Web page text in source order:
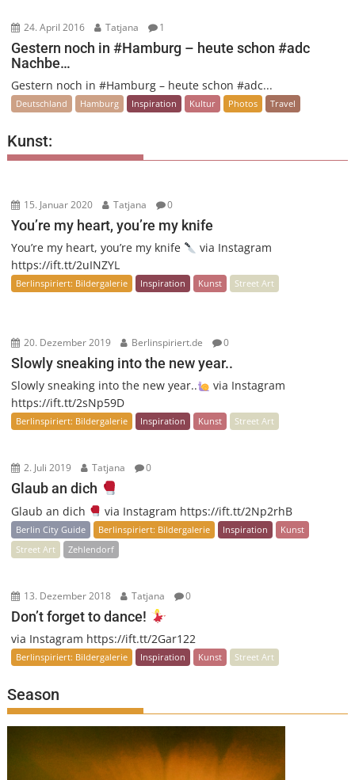
24. April 2016 Tatjana 1
Gestern noch in #Hamburg – heute schon #adc
Nachbe…
Gestern noch in #Hamburg – heute schon #adc...
Deutschland Hamburg Inspiration Kultur Photos Travel
Kunst:
15. Januar 2020 Tatjana 0
You’re my heart, you’re my knife
You’re my heart, you’re my knife
via Instagram
https://ift.tt/2uINZYL
Berlinspiriert: Bildergalerie Inspiration Kunst Street Art
20. Dezember 2019 Berlinspiriert.de 0
Slowly sneaking into the new year..
Slowly sneaking into the new year..
via Instagram
https://ift.tt/2sNp59D
Berlinspiriert: Bildergalerie Inspiration Kunst Street Art
2. Juli 2019 Tatjana 0
Glaub an dich
Glaub an dich via Instagram https://ift.tt/2Np2rhB
Berlin City Guide Berlinspiriert: Bildergalerie Inspiration
Kunst
Street Art
Zehlendorf
13. Dezember 2018 Tatjana 0
Don’t forget to dance!
via Instagram https://ift.tt/2Gar122
Berlinspiriert: Bildergalerie Inspiration Kunst Street Art
Season